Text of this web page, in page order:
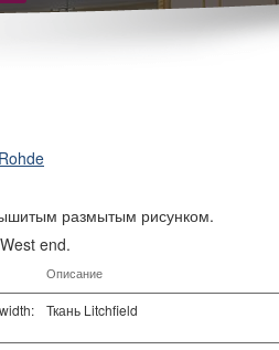
размытым рисунком.
end.
Описание
Ткань Litchfield